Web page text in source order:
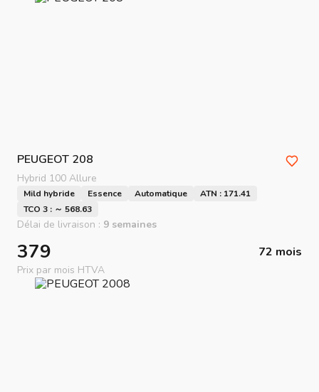
PEUGEOT 208
Hybrid 100 Allure
Mild hybride Essence Automatique
ATN : 171.41
TCO 3 : ～ 568.63
Délai de livraison : 9 semaines
379 72 mois
Prix par mois HTVA